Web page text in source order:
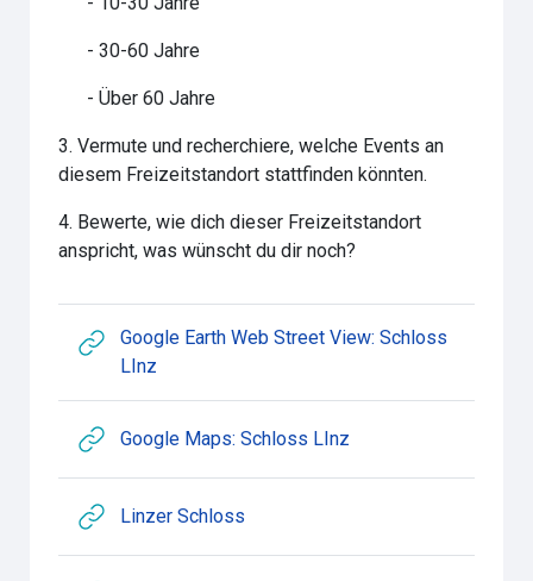
- 30-60 Jahre
 - Über 60 Jahre
3. Vermute und recherchiere, welche Events an
diesem Freizeitstandort stattfinden könnten.
4. Bewerte, wie dich dieser Freizeitstandort
anspricht, was wünscht du dir noch?
Google Earth Web Street View: Schloss
LInz
Google Maps: Schloss LInz
Linzer Schloss